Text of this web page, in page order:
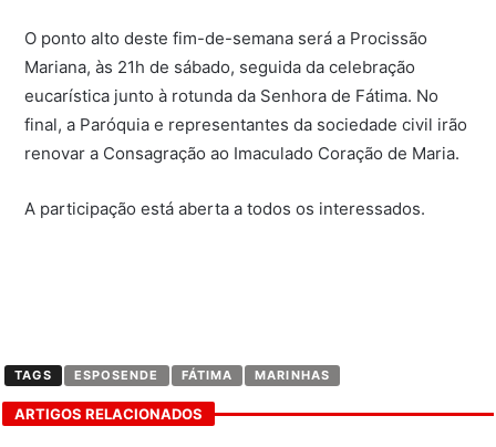
O ponto alto deste fim-de-semana será a Procissão
Mariana, às 21h de sábado, seguida da celebração
eucarística junto à rotunda da Senhora de Fátima. No
final, a Paróquia e representantes da sociedade civil irão
renovar a Consagração ao Imaculado Coração de Maria.
A participação está aberta a todos os interessados.
TAGS ESPOSENDE FÁTIMA MARINHAS
ARTIGOS RELACIONADOS